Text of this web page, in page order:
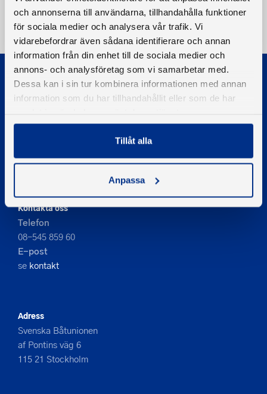
och annonserna till användarna, tillhandahålla funktioner
för sociala medier och analysera vår trafik. Vi
vidarebefordrar även sådana identifierare och annan
information från din enhet till de sociala medier och
annons- och analysföretag som vi samarbetar med.
Dessa kan i sin tur kombinera informationen med annan
information som du har tillhandahållit eller som de har
Tillåt alla
Anpassa
© 2026 - Svenska Båtunionen
Kontakta oss
Telefon
08-545 859 60
E-post
se kontakt
Adress
Svenska Båtunionen
af Pontins väg 6
115 21 Stockholm